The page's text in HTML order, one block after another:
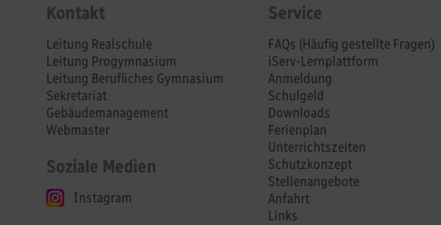
Kontakt
Leitung Realschule
Leitung Progymnasium
Leitung Berufliches Gymnasium
Sekretariat
Gebäudemanagement
Webmaster
Soziale Medien
Instagram
Service
FAQs (Häufig gestellte Fragen)
iServ-Lernplattform
Anmeldung
Schulgeld
Downloads
Ferienplan
Unterrichtszeiten
Schutzkonzept
Stellenangebote
Anfahrt
Links